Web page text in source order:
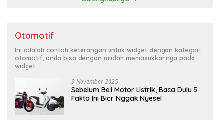
Otomotif
Ini adalah contoh keterangan untuk widget dengan kategori
otomotif, anda bisa dengan mudah memasukkannya pada
widget.
9 November 2025
Sebelum Beli Motor Listrik, Baca Dulu 5
Fakta Ini Biar Nggak Nyesel